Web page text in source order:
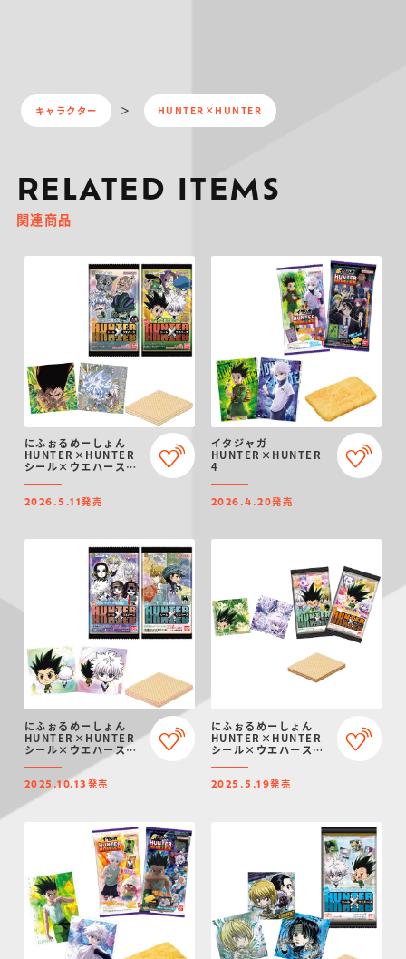
キャラクター HUNTER×HUNTER
RELATED ITEMS
関連商品
にふぉるめーしょん
HUNTER×HUNTER
シール×ウエハース
2026.5.11発売
イタジャガ
HUNTER×HUNTER
4
2026.4.20発売
にふぉるめーしょん
HUNTER×HUNTER
シール×ウエハース
2025.10.13 発売
にふぉるめーしょん
HUNTER×HUNTER
シール×ウエハース
2025.5.19発売